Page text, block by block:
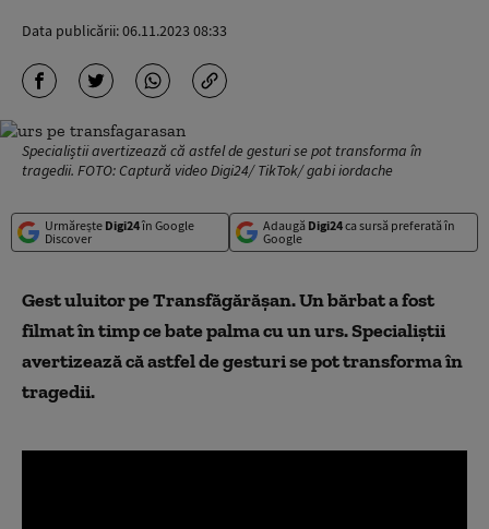
Data publicării:06.11.2023 08:33
Specialiștii avertizează că astfel de gesturi se pot transforma în
tragedii. FOTO: Captură video Digi24/ TikTok/ gabi iordache
Urmărește Digi24în Google
Discover
Adaugă Digi24ca sursă preferată în
Google
Gest uluitor pe Transfăgărășan. Un bărbat a fost
filmat în timp ce bate palma cu un urs. Specialiștii
avertizează că astfel de gesturi se pot transforma în
tragedii.